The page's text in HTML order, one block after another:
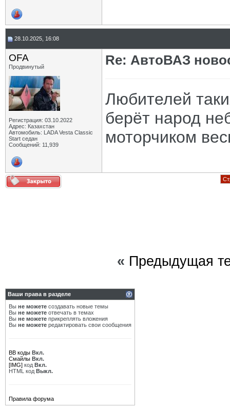
28.10.2025, 16:08
OFA
Продвинутый
Регистрация: 03.10.2022
Адрес: Казахстан
Автомобиль: LADA Vesta Classic
Start седан
Сообщений: 11,939
Re: АвтоВАЗ
Любителей
берёт народ
моторчиком
« Предыдущая
Ваши права в разделе
Вы не можете создавать новые темы
Вы не можете отвечать в темах
Вы не можете прикреплять вложения
Вы не можете редактировать свои сообщения
BB коды Вкл.
Смайлы Вкл.
[IMG] код Вкл.
HTML код Выкл.
Правила форума